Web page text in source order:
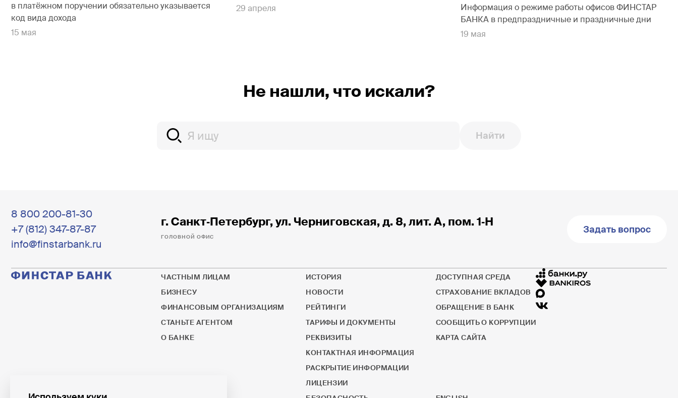
Информация о режиме работы офисов ФИНСТАР
БАНКА в предпраздничные и праздничные дни
19 мая
в платёжном поручении обязательно указывается
код вида дохода
15 мая
29 апреля
Не нашли, что искали?
Найти
8 800 200-81-30
+7 (812) 347-87-87
info@finstarbank.ru
г. Санкт‐Петербург, ул. Черниговская, д. 8, лит. А, пом. 1‐Н
ГОЛОВНОЙ ОФИС
Задать вопрос
ЧАСТНЫМ ЛИЦАМ
БИЗНЕСУ
ФИНАНСОВЫМ ОРГАНИЗАЦИЯМ
СТАНЬТЕ АГЕНТОМ
О БАНКЕ
ИСТОРИЯ
НОВОСТИ
РЕЙТИНГИ
ТАРИФЫ И ДОКУМЕНТЫ
РЕКВИЗИТЫ
КОНТАКТНАЯ ИНФОРМАЦИЯ
РАСКРЫТИЕ ИНФОРМАЦИИ
ЛИЦЕНЗИИ
ДОСТУПНАЯ СРЕДА
СТРАХОВАНИЕ ВКЛАДОВ
ОБРАЩЕНИЕ В БАНК
СООБЩИТЬ О КОРРУПЦИИ
КАРТА САЙТА